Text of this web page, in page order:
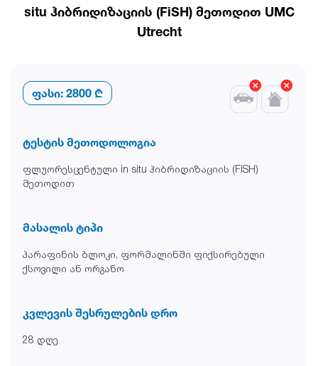
situ ჰიბრიდიზაციის (FiSH) მეთოდით UMC
Utrecht
ფასი: 2800 ₾
ტესტის მეთოდოლოგია
ფლუორესცენტული in situ ჰიბრიდიზაციის (FiSH)
მეთოდით
მასალის ტიპი
პარაფინის ბლოკი, ფორმალინში ფიქსირებული
ქსოვილი ან ორგანო
კვლევის შესრულების დრო
28 დღე